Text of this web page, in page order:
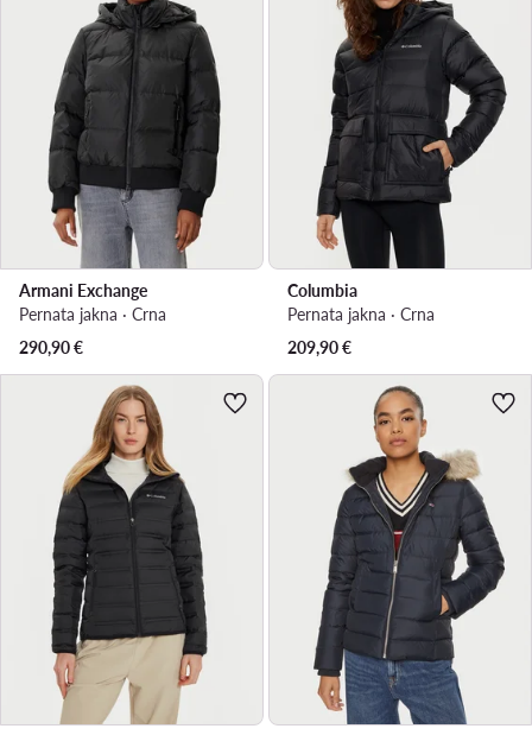
Armani Exchange
Pernata jakna · Crna
290,90€
Columbia
Pernata jakna · Crna
209,90€